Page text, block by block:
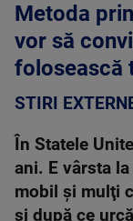
Metoda
vor să
folosească
STIRI
În Statele
ani. E vârsta
mobil şi mulţi
şi după ce